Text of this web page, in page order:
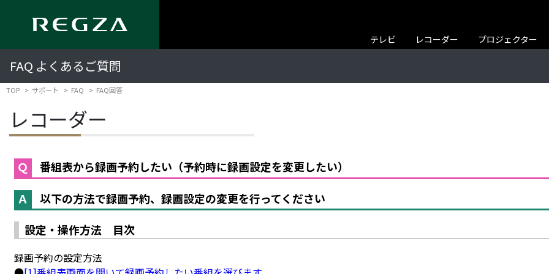
テレビ レコーダー プロジェクター
FAQ よくあるご質問
TOP サポート FAQ FAQ回答
レコーダー